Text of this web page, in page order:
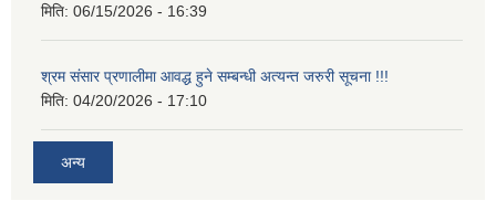
मिति: 06/15/2026 - 16:39
श्रम संसार प्रणालीमा आवद्ध हुने सम्बन्धी अत्यन्त जरुरी सूचना !!!
मिति: 04/20/2026 - 17:10
अन्य